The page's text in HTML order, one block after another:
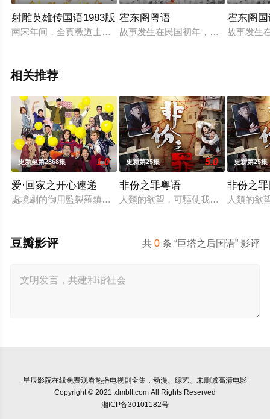
射雕英雄传国语1983版
南宋年间，全真教道士丘处机与江南七怪武功不相上下，两方
霍东阁粤语
故事发生在民国初年，霍东阁（钱小
霍东阁
故事发生
相关推荐
更新至第2868集 1.0
爱·回家之开心速递
處境劇的御用監製羅鎮岳已經準備開拍新一套處境劇，暫定叫
更新第25集 5.0
非份之罪粤语
人類的欲望，可驅使我們超越自我
更新第25集
非份之
人類的欲
共0 条 “巨塔之后国语” 影评
豆瓣影评
星辰影院在线免费观看热播电视剧全集，动漫、综艺、未删减高清电影
Copyright © 2021 xlmblt.com All Rights Reserved
湘ICP备30101182号